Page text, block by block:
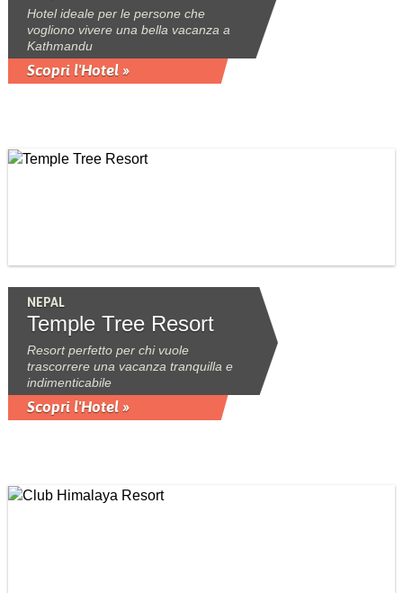
Hotel ideale per le persone che
vogliono vivere una bella vacanza a
Kathmandu
Scopri l'Hotel »
NEPAL
Temple Tree Resort
Resort perfetto per chi vuole
trascorrere una vacanza tranquilla e
indimenticabile
Scopri l'Hotel »